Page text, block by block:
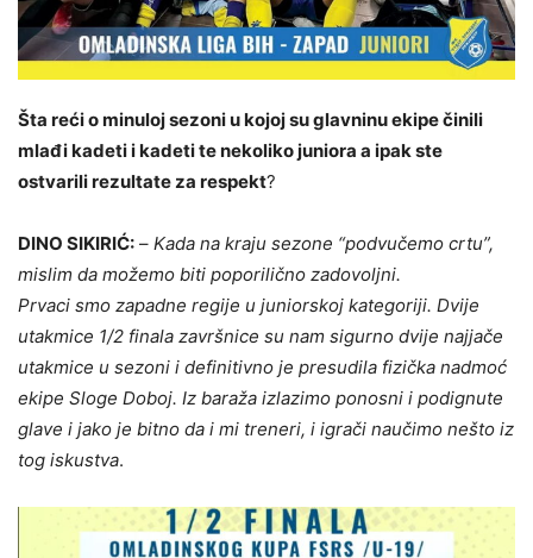
Šta reći o minuloj sezoni u kojoj su glavninu ekipe činili
mlađi kadeti i kadeti te nekoliko juniora a ipak ste
ostvarili rezultate za respekt?
DINO SIKIRIĆ: – Kada na kraju sezone “podvučemo crtu”,
mislim da možemo biti poporilično zadovoljni.
Prvaci smo zapadne regije u juniorskoj kategoriji. Dvije
utakmice 1/2 finala završnice su nam sigurno dvije najjače
utakmice u sezoni i definitivno je presudila fizička nadmoć
ekipe Sloge Doboj. Iz baraža izlazimo ponosni i podignute
glave i jako je bitno da i mi treneri, i igrači naučimo nešto iz
tog iskustva.